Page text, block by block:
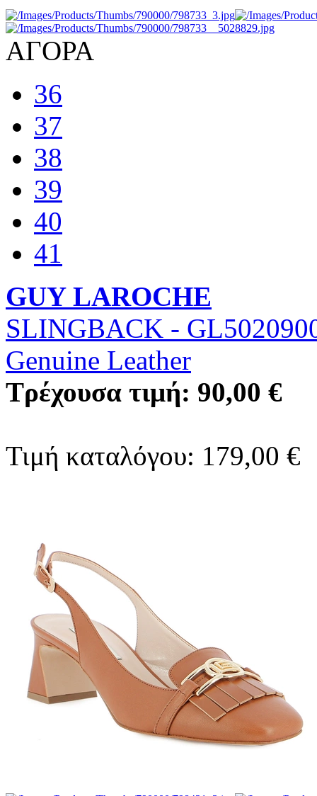
ΑΓΟΡΑ
36
37
38
39
40
41
GUY LAROCHE
SLINGBACK -
Genuine Leather
Τρέχουσα τιμή: 90,00 €
Τιμή καταλόγου: 179,00 €